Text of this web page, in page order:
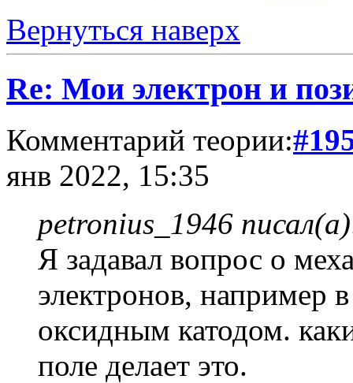
Вернуться наверх
Re: Мои электрон и
Комментарий теории:
янв 2022, 15:35
petronius_1946
Я задавал вопрос о
электронов, например
оксидным катодом.
поле делает это.